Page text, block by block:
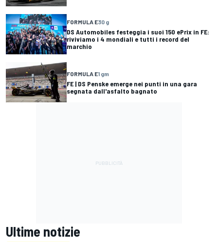
FORMULA E30 g
DS Automobiles festeggia i suoi 150 ePrix in FE:
riviviamo i 4 mondiali e tutti i record del
marchio
FORMULA E1 gm
FE | DS Penske emerge nei punti in una gara
segnata dall'asfalto bagnato
Ultime notizie